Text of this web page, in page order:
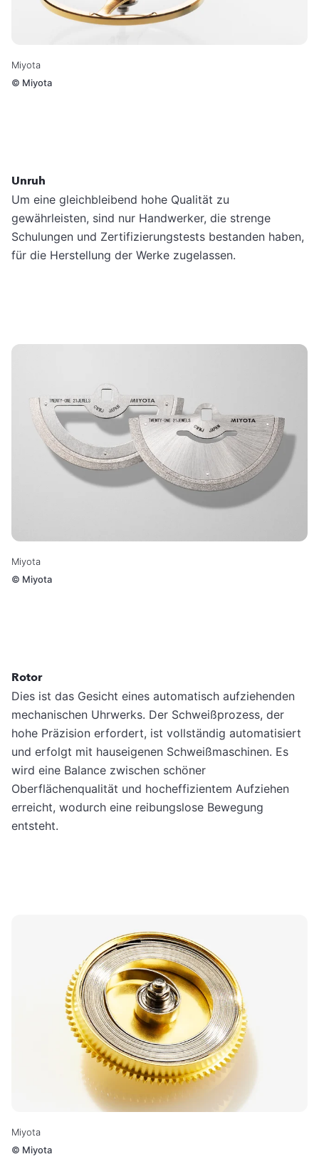
Miyota
© Miyota
Unruh
Um eine gleichbleibend hohe Qualität zu
gewährleisten, sind nur Handwerker, die strenge
Schulungen und Zertifizierungstests bestanden haben,
für die Herstellung der Werke zugelassen.
Miyota
© Miyota
Rotor
Dies ist das Gesicht eines automatisch aufziehenden
mechanischen Uhrwerks. Der Schweißprozess, der
hohe Präzision erfordert, ist vollständig automatisiert
und erfolgt mit hauseigenen Schweißmaschinen. Es
wird eine Balance zwischen schöner
Oberflächenqualität und hocheffizientem Aufziehen
erreicht, wodurch eine reibungslose Bewegung
entsteht.
Miyota
© Miyota